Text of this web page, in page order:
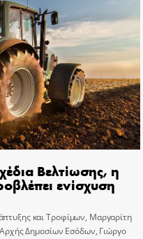
Βελτίωσης, η
ενίσχυση
και Τροφίμων, Μαργαρίτη
Αρχής Δημοσίων Εσόδων, Γιώργο